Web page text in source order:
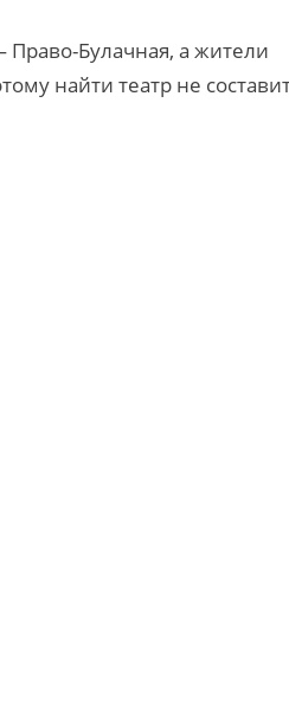
Право-Булачная, а жители
найти театр не